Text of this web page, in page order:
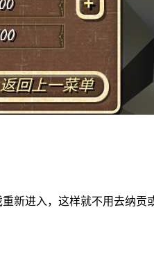
新进入，这样就不用去纳